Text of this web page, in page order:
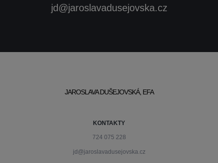
jd@jaroslavadusejovska.cz
JAROSLAVA DUŠEJOVSKÁ, EFA
KONTAKTY
724 075 228
jd@jaroslavadusejovska.cz